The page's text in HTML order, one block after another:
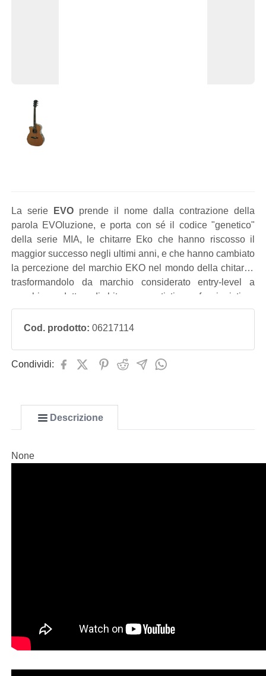
La serie EVO prende il nome dalla contrazione della
parola EVOluzione, e porta con sé il codice "genetico"
della serie MIA, le chitarre Eko che hanno riscosso il
maggior successo negli ultimi anni, e che hanno cambiato
la percezione del marchio EKO nel mondo della chitarra,
trasformandolo da marchio considerato entry-level a
marchio produttore di chitarre per artisti e professionisti.
Cod. prodotto: 06217114
Condividi:
Descrizione
None